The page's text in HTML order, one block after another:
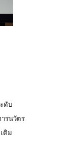
ดับ
รนวัตร
ติม